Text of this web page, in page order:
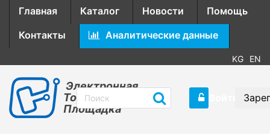
Главная Каталог Новости
Помощь
Контакты
Аналитические данные
KG EN
Электронная
Торговая
Площадка